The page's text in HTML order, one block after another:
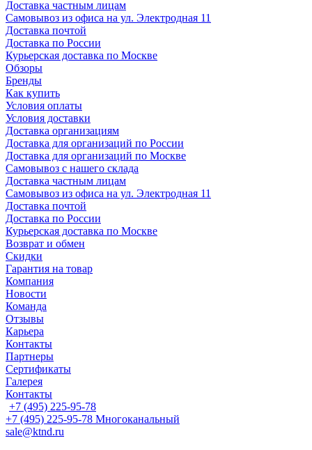
Доставка частным лицам
Самовывоз из офиса на ул. Электродная 11
Доставка почтой
Доставка по России
Курьерская доставка по Москве
Обзоры
Бренды
Как купить
Условия оплаты
Условия доставки
Доставка организациям
Доставка для организаций по России
Доставка для организаций по Москве
Самовывоз с нашего склада
Доставка частным лицам
Самовывоз из офиса на ул. Электродная 11
Доставка почтой
Доставка по России
Курьерская доставка по Москве
Возврат и обмен
Скидки
Гарантия на товар
Компания
Новости
Команда
Отзывы
Карьера
Контакты
Партнеры
Сертификаты
Галерея
Контакты
+7 (495) 225-95-78
+7 (495) 225-95-78 Многоканальный
sale@ktnd.ru